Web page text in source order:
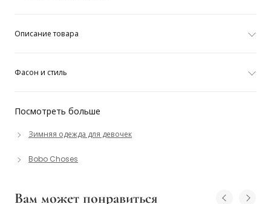
Посмотреть больше
Зимняя одежда для девочек
Bobo Choses
Описание товара
Фасон и стиль
Вам может понравиться